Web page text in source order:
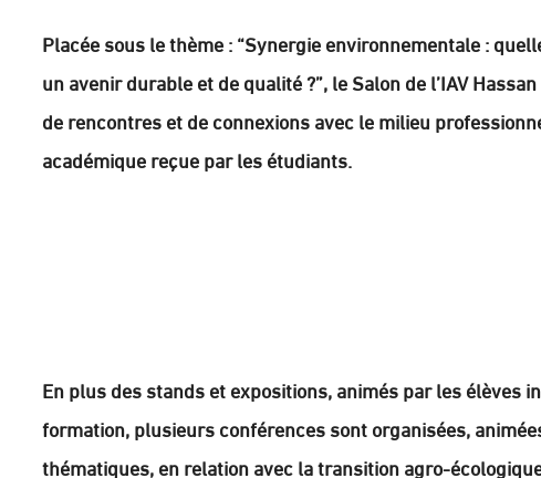
Placée sous le thème : “Synergie environnementale :
un avenir durable et de qualité ?”, le Salon de l’IAV
de rencontres et de connexions avec le milieu
académique reçue par les étudiants.
En plus des stands et expositions, animés par les élèves
formation, plusieurs conférences sont organisées,
thématiques, en relation avec la transition agro-